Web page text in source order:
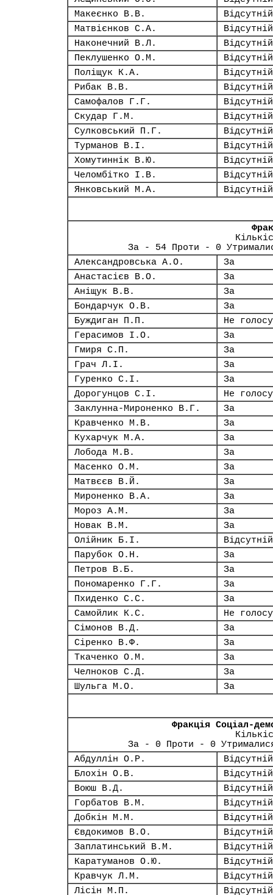
Макеєнко В.В.
Відсутній
Матвієнков С.А.
Відсутній
Наконечний В.Л.
Відсутній
Пеклушенко О.М.
Відсутній
Поліщук К.А.
Відсутній
Рибак В.В.
Відсутній
Самофалов Г.Г.
Відсутній
Скудар Г.М.
Відсутній
Сулковський П.Г.
Відсутній
Турманов В.І.
Відсутній
Хомутиннік В.Ю.
Відсутній
Челомбітко І.В.
Відсутній
Янковський М.А.
Відсутній
За - 54 Проти - 0
Александровська А.О.
За
Анастасієв В.О.
За
Аніщук В.В.
За
Бондарчук О.В.
За
Буждиган П.П.
Не
Герасимов І.О.
За
Гмиря С.П.
За
Грач Л.І.
За
Гуренко С.І.
За
Дорогунцов С.І.
Не
Заклунна-Мироненко В.Г.
За
Кравченко М.В.
За
Кухарчук М.А.
За
Лобода М.В.
За
Масенко О.М.
За
Матвєєв В.Й.
За
Мироненко В.А.
За
Мороз А.М.
За
Новак В.М.
За
Олійник Б.І.
Відсутній
Парубок О.Н.
За
Петров В.Б.
За
Пономаренко Г.Г.
За
Пхиденко С.С.
За
Самойлик К.С.
Не
Сімонов В.Д.
За
Сіренко В.Ф.
За
Ткаченко О.М.
За
Челноков С.Д.
За
Шульга М.О.
За
Фракція Соціал-
За - 0 Проти - 0
Абдуллін О.Р.
Відсутній
Блохін О.В.
Відсутній
Воюш В.Д.
Відсутній
Горбатов В.М.
Відсутній
Добкін М.М.
Відсутній
Євдокимов В.О.
Відсутній
Заплатинський В.М.
Відсутній
Каратуманов О.Ю.
Відсутній
Кравчук Л.М.
Відсутній
Лісін М.П.
Відсутній